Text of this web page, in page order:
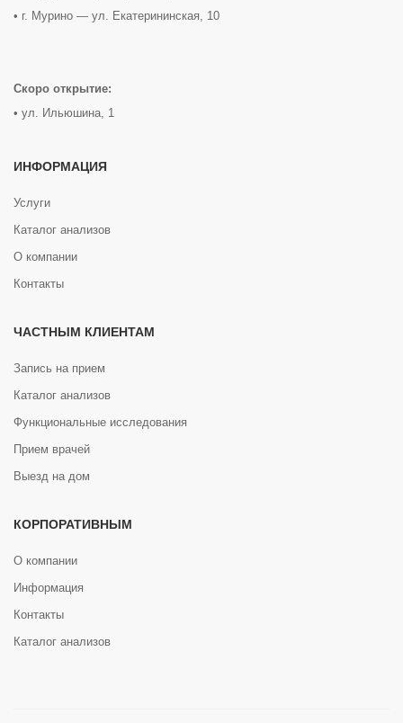
• г. Мурино — ул. Екатерининская, 10
Скоро открытие:
• ул. Ильюшина, 1
ИНФОРМАЦИЯ
Услуги
Каталог анализов
О компании
Контакты
ЧАСТНЫМ КЛИЕНТАМ
Запись на прием
Каталог анализов
Функциональные исследования
Прием врачей
Выезд на дом
КОРПОРАТИВНЫМ
О компании
Информация
Контакты
Каталог анализов